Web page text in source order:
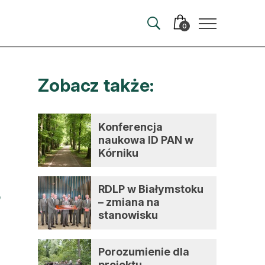
0
autorem
Zobacz także:
Konferencja
naukowa ID PAN w
Kórniku
RDLP w Białymstoku
– zmiana na
stanowisku
Porozumienie dla